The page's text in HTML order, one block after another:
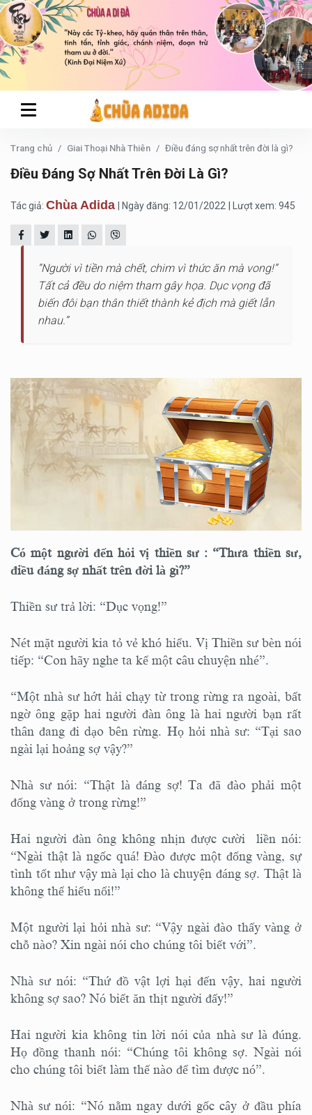
Trang chủ Giai Thoại Nhà Thiên Điều đáng sợ nhất trên đời là gì?
Điều Đáng Sợ Nhất Trên Đời Là Gì?
Tác giả: Chùa Adida | Ngày đăng: 12/01/2022 | Lượt xem: 945
“Người vì tiền mà chết, chim vì thức ăn mà vong!”
Tất cả đều do niệm tham gây họa. Dục vọng đã
biến đôi bạn thân thiết thành kẻ địch mà giết lẫn
nhau.”
Có một người đến hỏi vị thiền sư : “Thưa thiền sư,
điều đáng sợ nhất trên đời là gì?”
Thiền sư trả lời: “Dục vọng!”
Nét mặt người kia tỏ vẻ khó hiểu. Vị Thiền sư bèn nói
tiếp: “Con hãy nghe ta kể một câu chuyện nhé”.
“Một nhà sư hớt hải chạy từ trong rừng ra ngoài, bất
ngờ ông gặp hai người đàn ông là hai người bạn rất
thân đang đi dạo bên rừng. Họ hỏi nhà sư: “Tại sao
ngài lại hoảng sợ vậy?”
Nhà sư nói: “Thật là đáng sợ! Ta đã đào phải một
đống vàng ở trong rừng!”
Hai người đàn ông không nhịn được cười liền nói:
“Ngài thật là ngốc quá! Đào được một đống vàng, sự
tình tốt như vậy mà lại cho là chuyện đáng sợ. Thật là
không thể hiểu nổi!”
Một người lại hỏi nhà sư: “Vậy ngài đào thấy vàng ở
chỗ nào? Xin ngài nói cho chúng tôi biết với”.
Nhà sư nói: “Thứ đồ vật lợi hại đến vậy, hai người
không sợ sao? Nó biết ăn thịt người đấy!”
Hai người kia không tin lời nói của nhà sư là đúng.
Họ đồng thanh nói: “Chúng tôi không sợ. Ngài nói
cho chúng tôi biết làm thế nào để tìm được nó”.
Nhà sư nói: “Nó nằm ngay dưới gốc cây ở đầu phía